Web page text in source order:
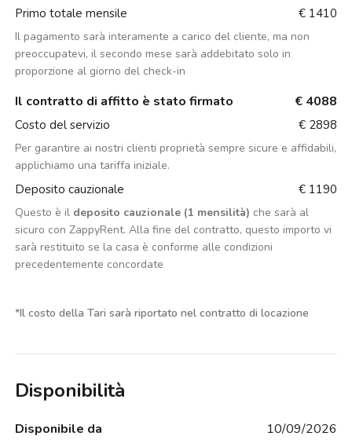
Primo totale mensile € 1410
Il pagamento sarà interamente a carico del cliente, ma non
preoccupatevi, il secondo mese sarà addebitato solo in
proporzione al giorno del check-in
Il contratto di affitto è stato firmato € 4088
Costo del servizio € 2898
Per garantire ai nostri clienti proprietà sempre sicure e affidabili,
applichiamo una tariffa iniziale.
Deposito cauzionale € 1190
Questo è il deposito cauzionale (1 mensilità) che sarà al
sicuro con ZappyRent. Alla fine del contratto, questo importo vi
sarà restituito se la casa è conforme alle condizioni
precedentemente concordate
*Il costo della Tari sarà riportato nel contratto di locazione
Disponibilità
Disponibile da 10/09/2026